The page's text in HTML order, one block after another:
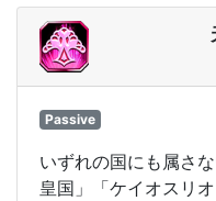
Passive
いずれの国にも属さ
皇国」「ケイオスリ